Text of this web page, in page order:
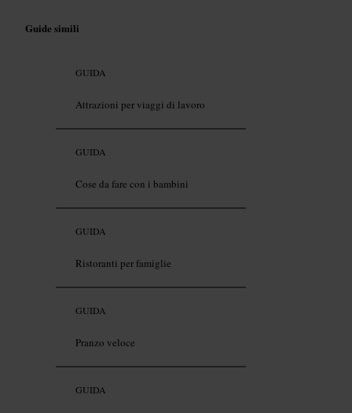
Guide simili
GUIDA
Attrazioni per viaggi di lavoro
GUIDA
Cose da fare con i bambini
GUIDA
Ristoranti per famiglie
GUIDA
Pranzo veloce
GUIDA